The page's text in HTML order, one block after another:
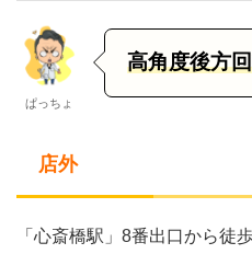
ぱっちょ
高角度後方
店外
「心斎橋駅」8番出口から徒